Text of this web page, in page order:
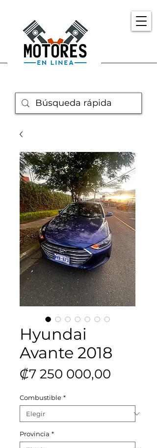
Hyundai
Avante 2018
₡7 250 000,00
Combustible *
Provincia *